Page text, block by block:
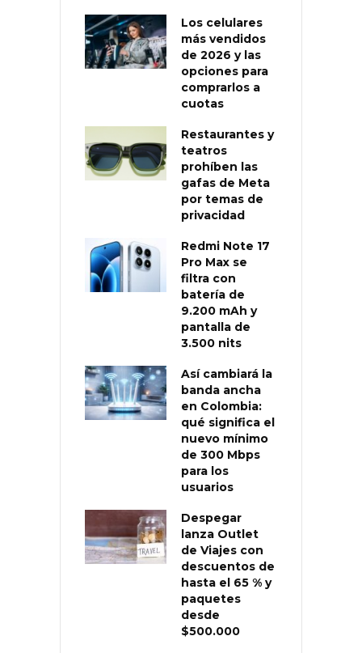
Los celulares
más vendidos
de 2026 y las
opciones para
comprarlos a
cuotas
Restaurantes y
teatros
prohíben las
gafas de Meta
por temas de
privacidad
Redmi Note 17
Pro Max se
filtra con
batería de
9.200 mAh y
pantalla de
3.500 nits
Así cambiará la
banda ancha
en Colombia:
qué significa el
nuevo mínimo
de 300 Mbps
para los
usuarios
Despegar
lanza Outlet
de Viajes con
descuentos de
hasta el 65 % y
paquetes
desde
$500.000